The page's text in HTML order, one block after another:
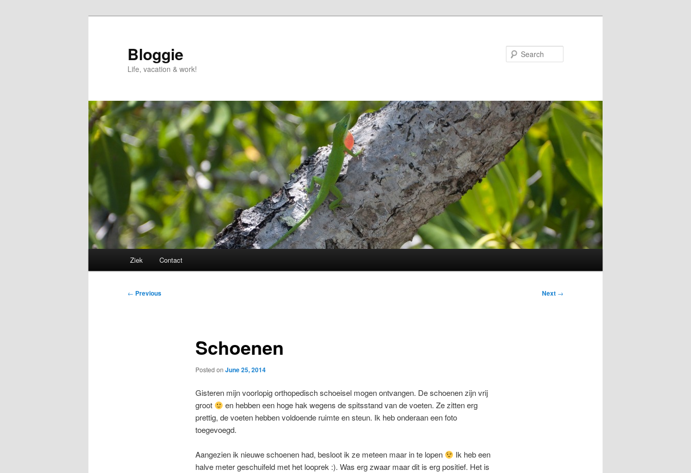
Bloggie
Life, vacation & work!
Ziek Contact
Post
← Previous Next →
Schoenen
Posted on June 25, 2014
Gisteren mijn voorlopig orthopedisch schoeisel mogen ontvangen. De schoenen zijn vrij
groot
en hebben een hoge hak wegens de spitsstand van de voeten. Ze zitten erg
prettig, de voeten hebben voldoende ruimte en steun. Ik heb onderaan een foto
toegevoegd.
Aangezien ik nieuwe schoenen had, besloot ik ze meteen maar in te lopen
Ik heb een
halve meter geschuifeld met het looprek :). Was erg zwaar maar dit is erg positief. Het is